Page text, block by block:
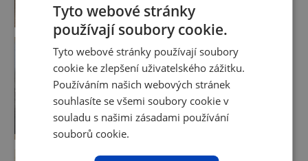
Tyto webové stránky
používají soubory cookie.
Tyto webové stránky používají soubory
cookie ke zlepšení uživatelského zážitku.
Používáním našich webových stránek
souhlasíte se všemi soubory cookie v
souladu s našimi zásadami používání
souborů cookie.